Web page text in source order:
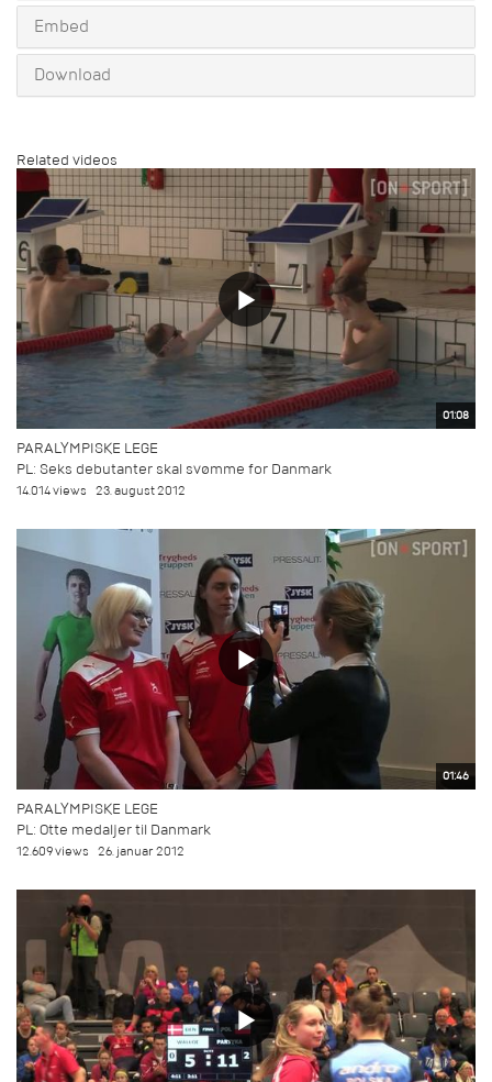
Embed
Download
Related videos
01:08
PARALYMPISKE LEGE
PL: Seks debutanter skal svømme for Danmark
14.014 views 23. august 2012
01:46
PARALYMPISKE LEGE
PL: Otte medaljer til Danmark
12.609 views 26. januar 2012